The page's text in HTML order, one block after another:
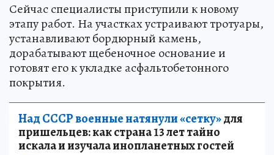
Сейчас специалисты приступили к новому
этапу работ. На участках устраивают тротуары,
устанавливают бордюрный камень,
дорабатывают щебеночное основание и
готовят его к укладке асфальтобетонного
покрытия.
Над СССР военные натянули «сетку»для
пришельцев: как страна 13 лет тайно
искала и изучала инопланетных гостей